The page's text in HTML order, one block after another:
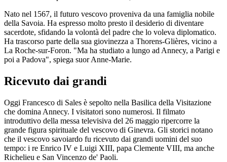
Nato nel 1567, il futuro vescovo proveniva da una famiglia nobile
della Savoia. Ha espresso molto presto il desiderio di diventare
sacerdote, sfidando la volontà del padre che lo voleva diplomatico.
Ha trascorso parte della sua giovinezza a Thorens-Glières, vicino a
La Roche-sur-Foron. "Ma ha studiato a lungo ad Annecy, a Parigi e
poi a Padova", spiega suor Anne-Marie.
Ricevuto dai grandi
Oggi Francesco di Sales è sepolto nella Basilica della Visitazione
che domina Annecy. I visitatori sono numerosi. Il filmato
introduttivo della messa televisiva del 26 maggio ripercorre la
grande figura spirituale del vescovo di Ginevra. Gli storici notano
che il vescovo savoiardo fu ricevuto dai grandi uomini del suo
tempo: i re Enrico IV e Luigi XIII, papa Clemente VIII, ma anche
Richelieu e San Vincenzo de' Paoli.